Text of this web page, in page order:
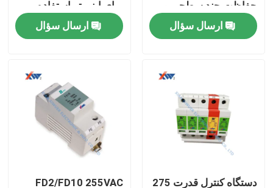
صفحه اصلی
نمایش VR
درباره ما
حفاظت چند سطحی و
ارستر اکسید روی برای
نصب روی ریل 35
میلی‌متری
ارسال سؤال
برای اینورتر استفاده می
شود
ارسال سؤال
دستگاه کنترل قدرت 275
FD2/FD10 255VAC